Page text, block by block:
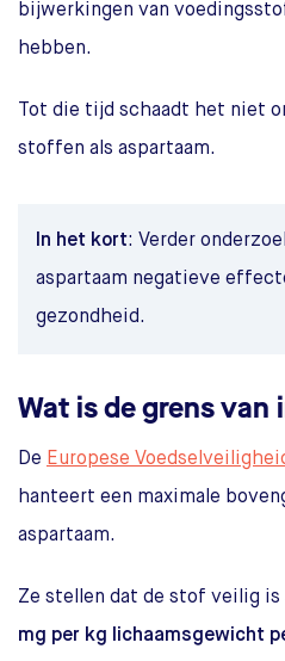
bijwerkingen van
hebben.
Tot die tijd schaadt het niet
stoffen als aspartaam.
In het kort: Verder
aspartaam negatieve
gezondheid.
Wat is de grens van
De Europese
hanteert een maximale
aspartaam.
Ze stellen dat de stof veilig is
mg per kg lichaamsgewicht